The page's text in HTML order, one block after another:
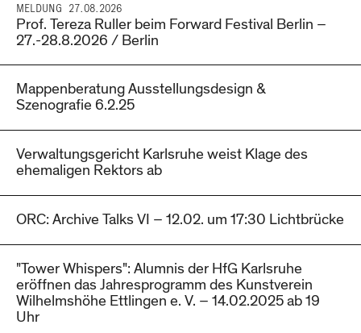
MELDUNG 27.08.2026
Prof. Tereza Ruller beim Forward Festival Berlin –
27.-28.8.2026 / Berlin
Mappenberatung Ausstellungsdesign &
Szenografie 6.2.25
Verwaltungsgericht Karlsruhe weist Klage des
ehemaligen Rektors ab
ORC: Archive Talks VI – 12.02. um 17:30 Lichtbrücke
"Tower Whispers": Alumnis der HfG Karlsruhe
eröffnen das Jahresprogramm des Kunstverein
Wilhelmshöhe Ettlingen e. V. – 14.02.2025 ab 19
Uhr